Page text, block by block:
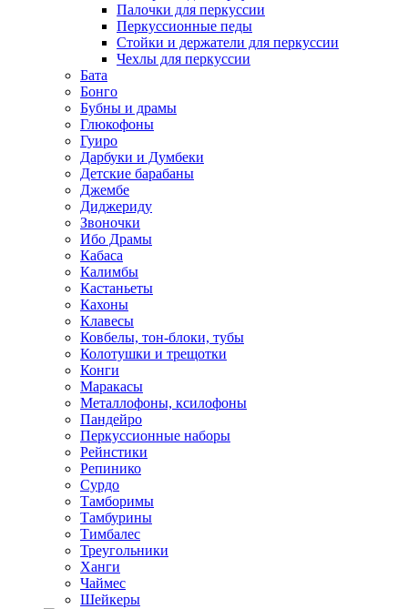
Палочки для перкуссии
Перкуссионные педы
Стойки и держатели для перкуссии
Чехлы для перкуссии
Бата
Бонго
Бубны и драмы
Глюкофоны
Гуиро
Дарбуки и Думбеки
Детские барабаны
Джембе
Диджериду
Звоночки
Ибо Драмы
Кабаса
Калимбы
Кастаньеты
Кахоны
Клавесы
Ковбелы, тон-блоки, тубы
Колотушки и трещотки
Конги
Маракасы
Металлофоны, ксилофоны
Пандейро
Перкуссионные наборы
Рейнстики
Репинико
Сурдо
Тамборимы
Тамбурины
Тимбалес
Треугольники
Ханги
Чаймес
Шейкеры